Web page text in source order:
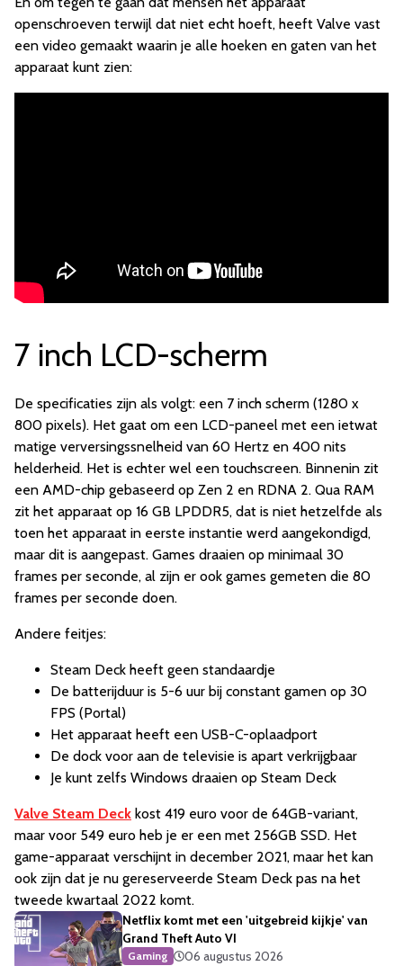
openschroeven terwijl dat niet echt hoeft, heeft Valve vast
een video gemaakt waarin je alle hoeken en gaten van het
apparaat kunt zien:
7 inch LCD-scherm
De specificaties zijn als volgt: een 7 inch scherm (1280 x
800 pixels). Het gaat om een LCD-paneel met een ietwat
matige verversingssnelheid van 60 Hertz en 400 nits
helderheid. Het is echter wel een touchscreen. Binnenin zit
een AMD-chip gebaseerd op Zen 2 en RDNA 2. Qua RAM
zit het apparaat op 16 GB LPDDR5, dat is niet hetzelfde als
toen het apparaat in eerste instantie werd aangekondigd,
maar dit is aangepast. Games draaien op minimaal 30
frames per seconde, al zijn er ook games gemeten die 80
frames per seconde doen.
Andere feitjes:
Steam Deck heeft geen standaardje
De batterijduur is 5-6 uur bij constant gamen op 30
FPS (Portal)
Het apparaat heeft een USB-C-oplaadport
De dock voor aan de televisie is apart verkrijgbaar
Je kunt zelfs Windows draaien op Steam Deck
Valve Steam Deck kost 419 euro voor de 64GB-variant,
maar voor 549 euro heb je er een met 256GB SSD. Het
game-apparaat verschijnt in december 2021, maar het kan
ook zijn dat je nu gereserveerde Steam Deck pas na het
tweede kwartaal 2022 komt.
Netflix komt met een 'uitgebreid kijkje' van
Grand Theft Auto VI
Gaming
06 augustus 2026